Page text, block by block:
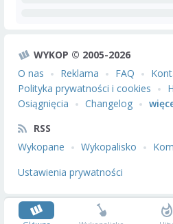
WYKOP © 2005-2026
O nas
Reklama FAQ
Polityka prywatności i cookies
Osiągnięcia
Changelog
RSS
Wykopane
Wykopalisko
Ustawienia prywatności